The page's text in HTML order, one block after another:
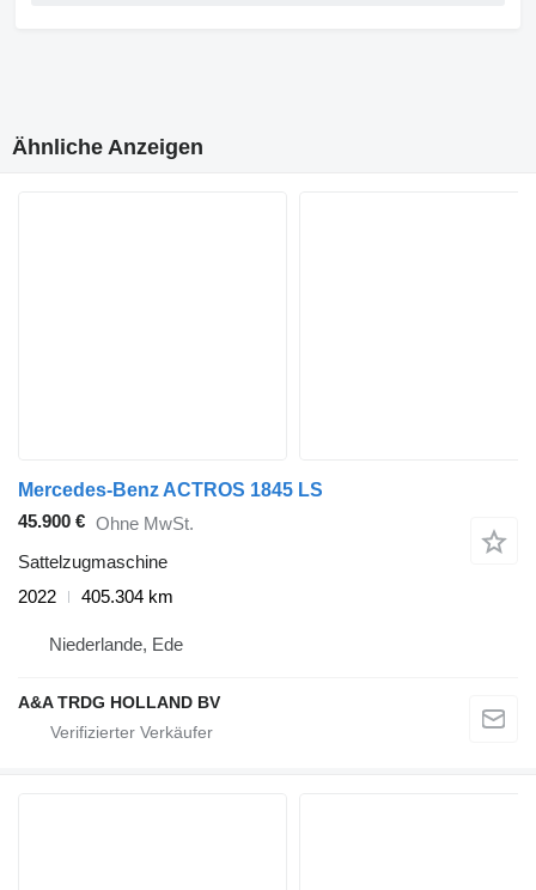
Ähnliche Anzeigen
Mercedes-Benz ACTROS 1845 LS
45.900 € Ohne MwSt.
Sattelzugmaschine
2022
405.304 km
Niederlande, Ede
A&A TRDG HOLLAND BV